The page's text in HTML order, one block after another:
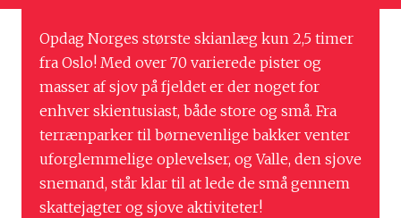
Opdag Norges største skianlæg kun 2,5 timer
fra Oslo! Med over 70 varierede pister og
masser af sjov på fjeldet er der noget for
enhver skientusiast, både store og små. Fra
terrænparker til børnevenlige bakker venter
uforglemmelige oplevelser, og Valle, den sjove
snemand, står klar til at lede de små gennem
skattejagter og sjove aktiviteter!